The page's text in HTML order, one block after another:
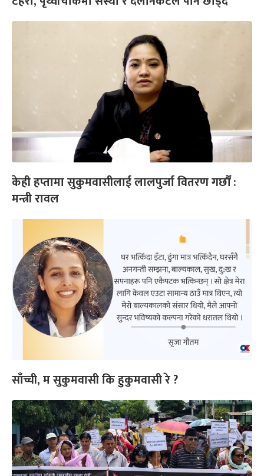
केही हप्तामा सुकुमवासीलाई लालपुर्जा वितरण गर्छौं :
मन्त्री रावल
साँच्ची, म सुकुमवासी कि हुकुमवासी रे ?